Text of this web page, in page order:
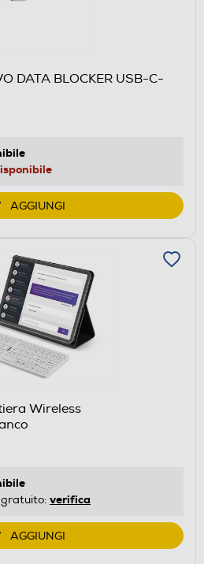
DATA BLOCKER USB-C-
AGGIUNGI
Wireless
verifica
AGGIUNGI